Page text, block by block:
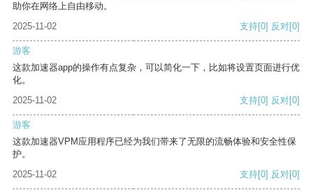
助你在网络上自由移动。
2025-11-02
支持[0] 反对[0]
游客
这款加速器app的操作有点复杂，可以简化一下，比如将设置页面进行优
化。
2025-11-02
支持[0] 反对[0]
游客
这款加速器VPM应用程序已经为我们带来了无限的流畅体验和安全性保
护。
2025-11-02
支持[0] 反对[0]